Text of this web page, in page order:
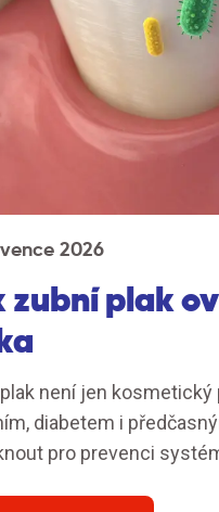
2026
zubní plak
není jen
diabetem i
pro prevenci